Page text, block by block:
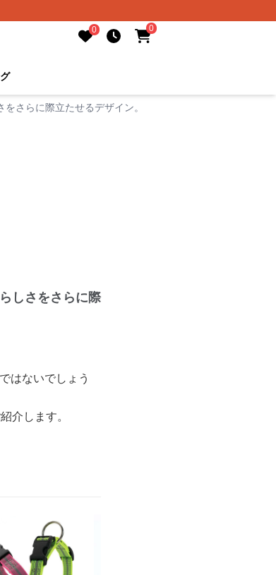
0 0
さらに際立たせるデザイン。
しさをさらに際
はないでしょう
介します。